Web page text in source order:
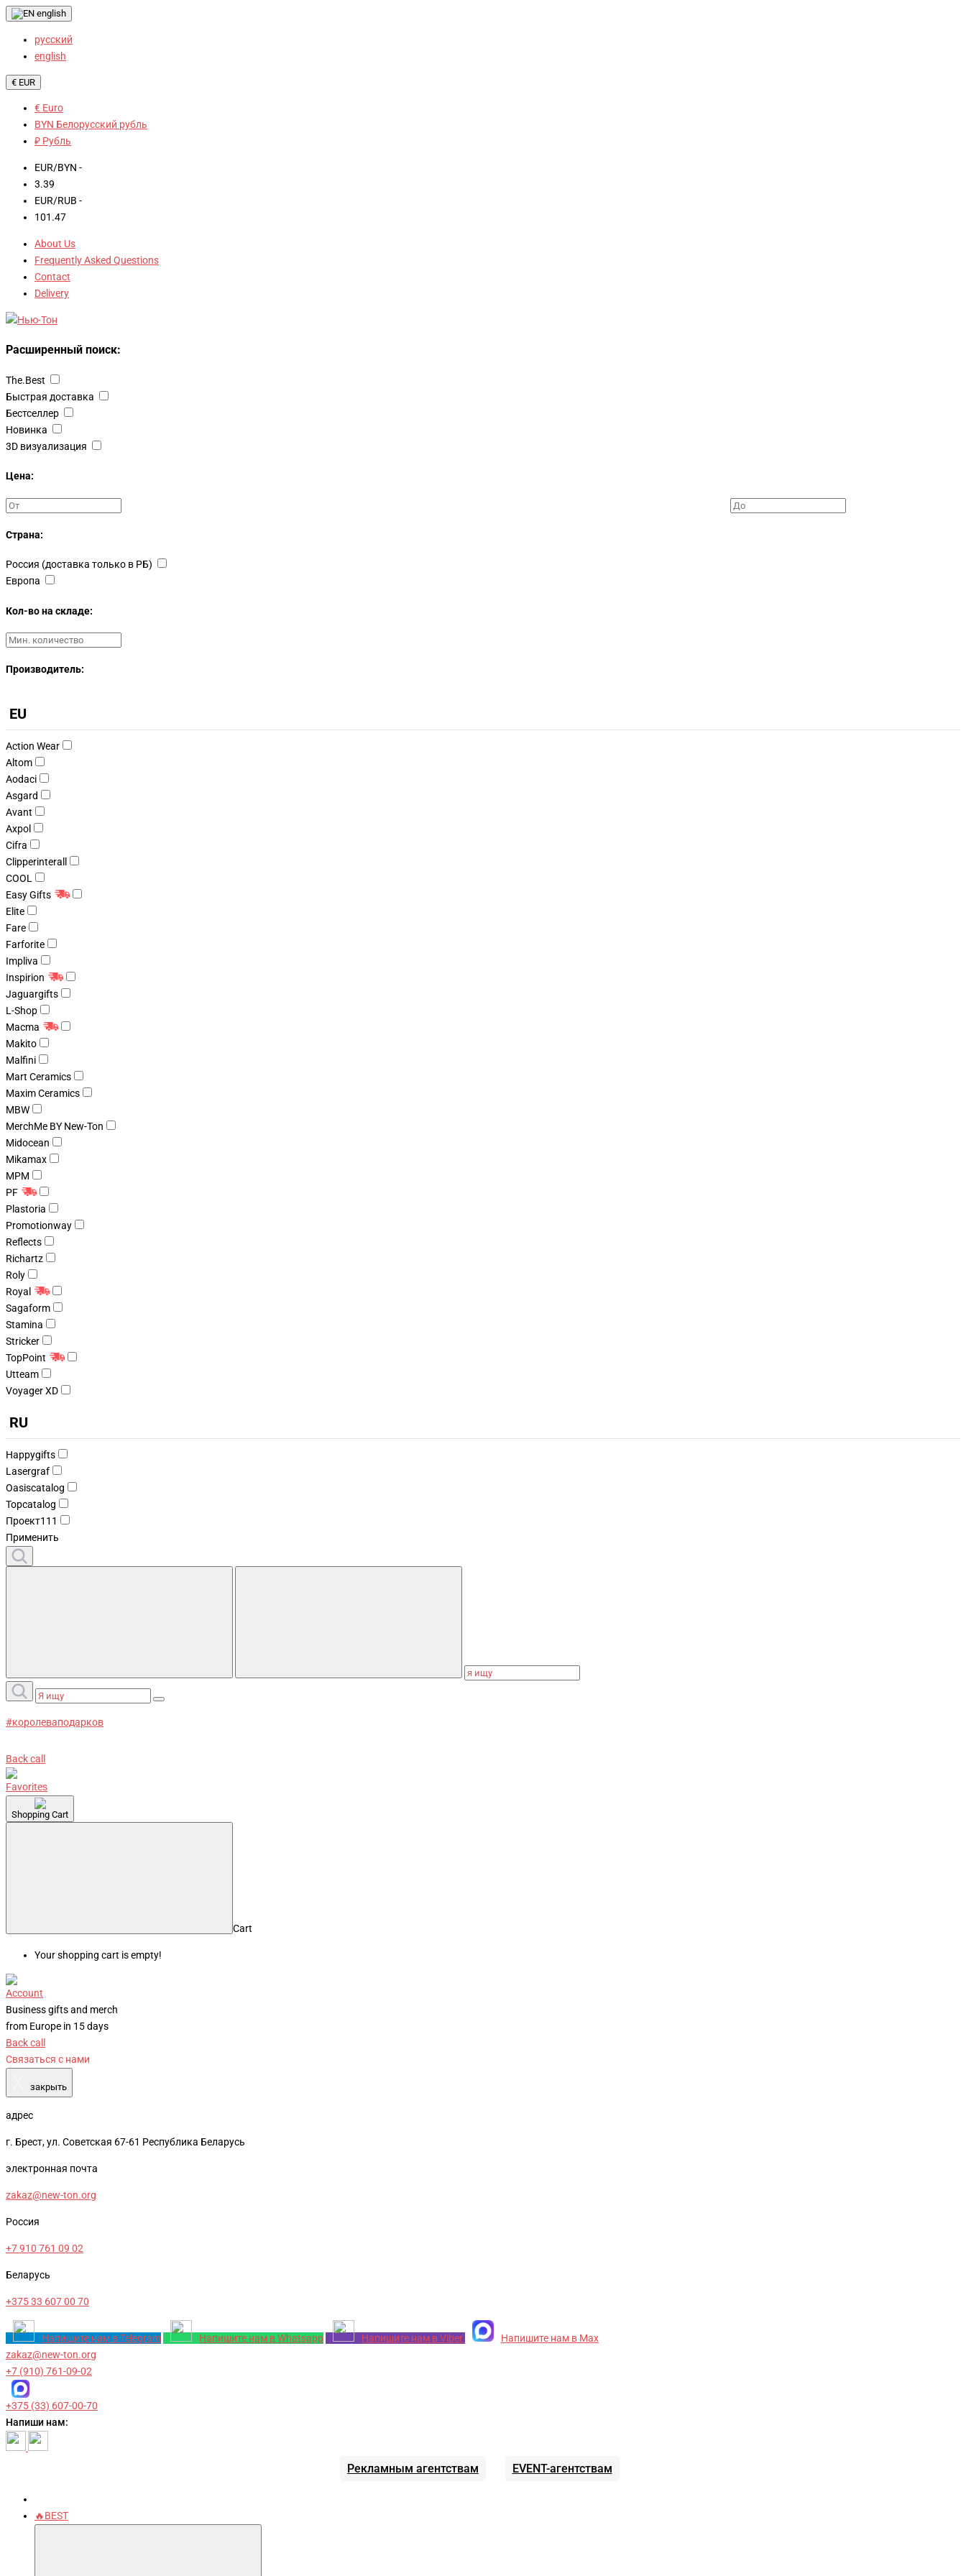
english
русский
english
€ EUR
€ Euro
BYN Белорусский рубль
₽ Рубль
EUR/BYN -
3.39
EUR/RUB -
101.47
About Us
Frequently Asked Questions
Contact
Delivery
Расширенный поиск:
The.Best
Быстрая доставка
Бестселлер
Новинка
3D визуализация
Цена:
Страна:
Россия (доставка только в РБ)
Европа
Кол-во на складе:
Производитель:
EU
Action Wear
Altom
Aodaci
Asgard
Avant
Axpol
Cifra
Clipperinterall
COOL
Easy Gifts
Elite
Fare
Farforite
Impliva
Inspirion
Jaguargifts
L-Shop
Macma
Makito
Malfini
Mart Ceramics
Maxim Ceramics
MBW
MerchMe BY New-Ton
Midocean
Mikamax
MPM
PF
Plastoria
Promotionway
Reflects
Richartz
Roly
Royal
Sagaform
Stamina
Stricker
TopPoint
Utteam
Voyager XD
RU
Happygifts
Lasergraf
Oasiscatalog
Topcatalog
Проект111
Применить
#королеваподарков
Back call
Favorites
Shopping Cart
Cart
Your shopping cart is empty!
Account
Business gifts and merch
from Europe in 15 days
Back call
Связаться с нами
закрыть
адрес
г. Брест, ул. Советская 67-61 Республика Беларусь
электронная почта
zakaz@new-ton.org
Россия
+7 910 761 09 02
Беларусь
+375 33 607 00 70
Напишите нам в Telegram Напишите нам в Whatsapp Напишите нам в Viber
Напишите нам в Max
zakaz@new-ton.org
+7 (910) 761-09-02
+375 (33) 607-00-70
Напиши нам:
Рекламным агентствам EVENT-агентствам
🔥BEST